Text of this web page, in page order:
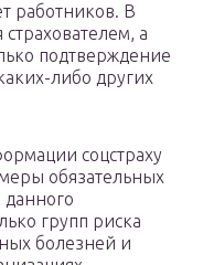
работников. В
страхователем, а
подтверждение
либо других
соцстраху
обязательных
групп риска
болезней и